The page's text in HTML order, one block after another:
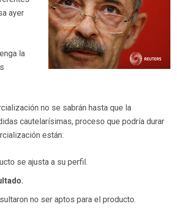
ayer
la
no se sabrán hasta que la
cautelarísimas, proceso que podría durar
están:
se ajusta a su perfil.
no ser aptos para el producto.